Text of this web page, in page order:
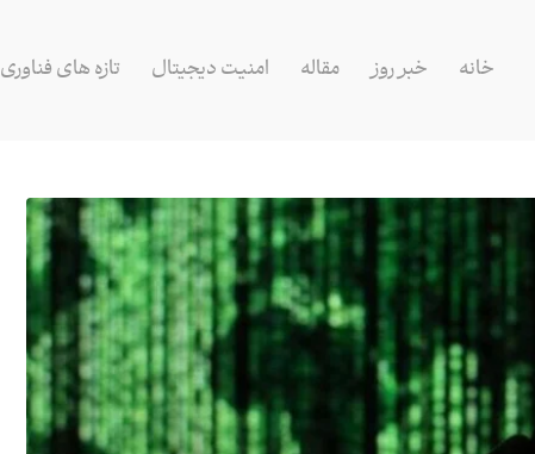
خانه خبر روز مقاله امنیت دیجیتال تازه های فناوری